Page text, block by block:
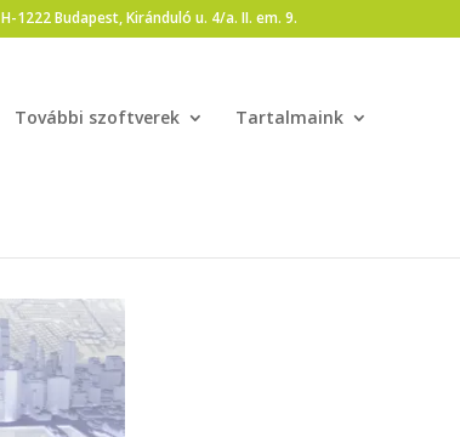
H-1222 Budapest, Kiránduló u. 4/a. II. em. 9.
További szoftverek Tartalmaink